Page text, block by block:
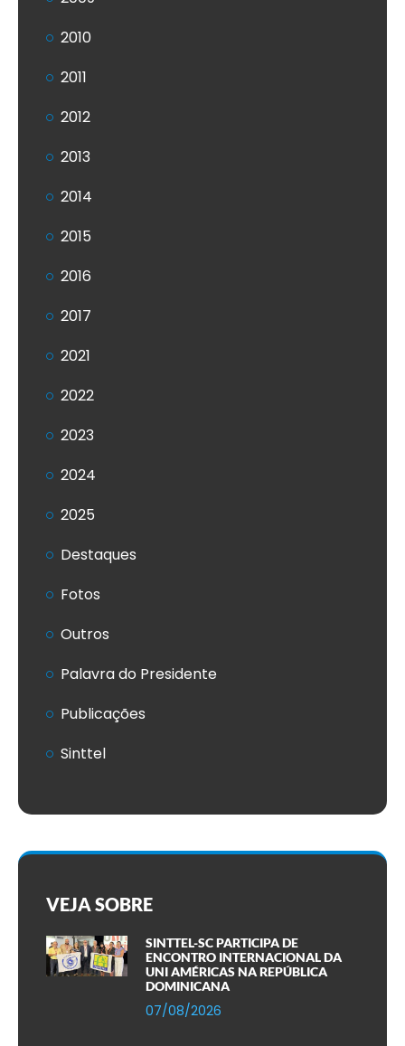
2010
2011
2012
2013
2014
2015
2016
2017
2021
2022
2023
2024
2025
Destaques
Fotos
Outros
Palavra do Presidente
Publicações
Sinttel
VEJA SOBRE
SINTTEL-SC PARTICIPA DE
ENCONTRO INTERNACIONAL DA
UNI AMÉRICAS NA REPÚBLICA
DOMINICANA
07/08/2026